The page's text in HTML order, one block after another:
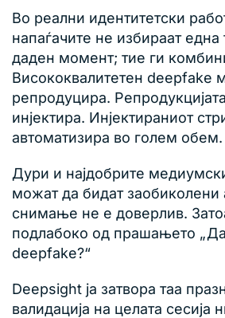
Во реални идентитетски
напаѓачите не избираат една
даден момент; тие ги
Висококвалитетен deepfake
репродуцира.
инјектира. Инјектираниот
автоматизира во голем обем.
Дури и најдобрите
можат да бидат заобиколени
снимање не е доверлив.
подлабоко од прашањето
deepfake?“
Deepsight ја затвора таа
валидација на целата сесија